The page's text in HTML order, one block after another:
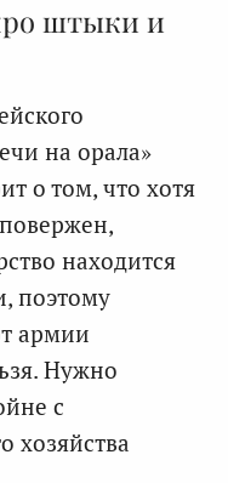
штыки и
на орала»
о том, что хотя
находится
поэтому
армии
Нужно
с
хозяйства